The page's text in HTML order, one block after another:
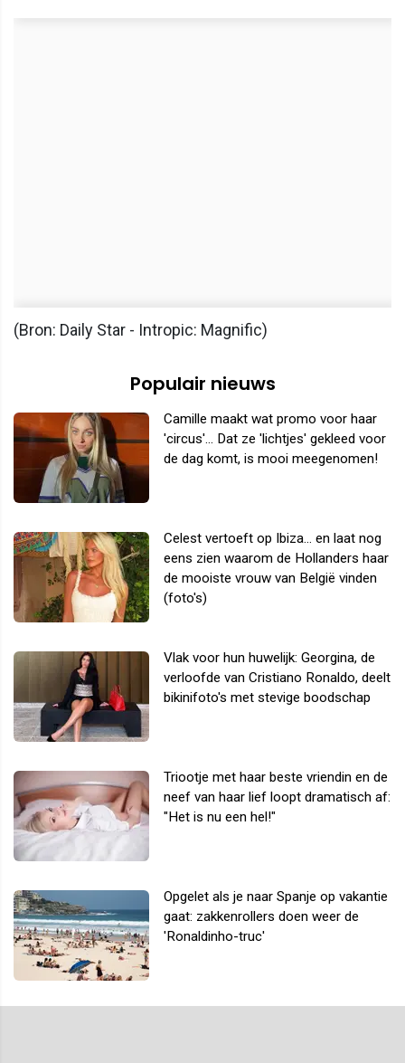
(Bron: Daily Star - Intropic: Magnific)
Populair nieuws
Camille maakt wat promo voor haar
'circus'... Dat ze 'lichtjes' gekleed voor
de dag komt, is mooi meegenomen!
Celest vertoeft op Ibiza... en laat nog
eens zien waarom de Hollanders haar
de mooiste vrouw van België vinden
(foto's)
Vlak voor hun huwelijk: Georgina, de
verloofde van Cristiano Ronaldo, deelt
bikinifoto's met stevige boodschap
Triootje met haar beste vriendin en de
neef van haar lief loopt dramatisch af:
"Het is nu een hel!"
Opgelet als je naar Spanje op vakantie
gaat: zakkenrollers doen weer de
'Ronaldinho-truc'